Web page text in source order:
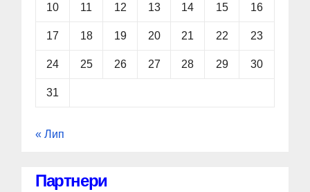
10 11 12 13 14 15 16
17 18 19 20 21 22 23
24 25 26 27 28 29 30
31
« Лип
Партнери